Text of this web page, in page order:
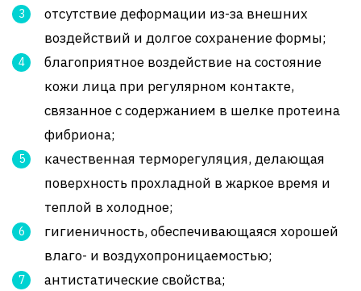
отсутствие деформации из-за внешних
воздействий и долгое сохранение формы;
благоприятное воздействие на состояние
кожи лица при регулярном контакте,
связанное с содержанием в шелке протеина
фибриона;
качественная терморегуляция, делающая
поверхность прохладной в жаркое время и
теплой в холодное;
гигиеничность, обеспечивающаяся хорошей
влаго- и воздухопроницаемостью;
антистатические свойства;